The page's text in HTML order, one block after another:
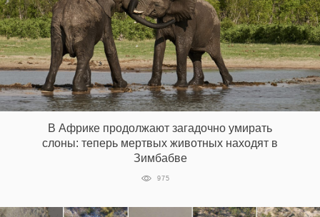
В Африке продолжают загадочно умирать
слоны: теперь мертвых животных находят в
Зимбабве
975